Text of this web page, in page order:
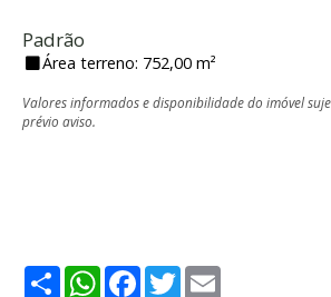
Padrão
Área terreno: 752,00 m²
Valores informados e disponibilidade do imóvel
prévio aviso.
ShareWhatsApp
Facebook
Twitter